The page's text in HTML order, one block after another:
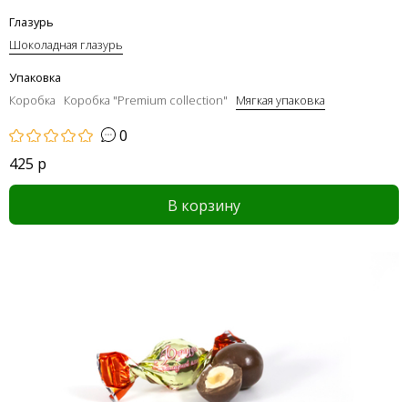
Глазурь
Шоколадная глазурь
Упаковка
Коробка
Коробка "Premium collection" Мягкая упаковка
0
425 р
В корзину